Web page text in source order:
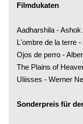
Filmdukaten
Aadharshila - Ashok
L'ombre de la terre
Ojos de perro -
The Plains of
Uliisses - Werner
Sonderpreis für